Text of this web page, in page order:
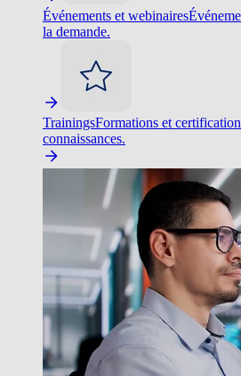
Événements et webinaires
la demande.
TrainingsFormations et
connaissances.